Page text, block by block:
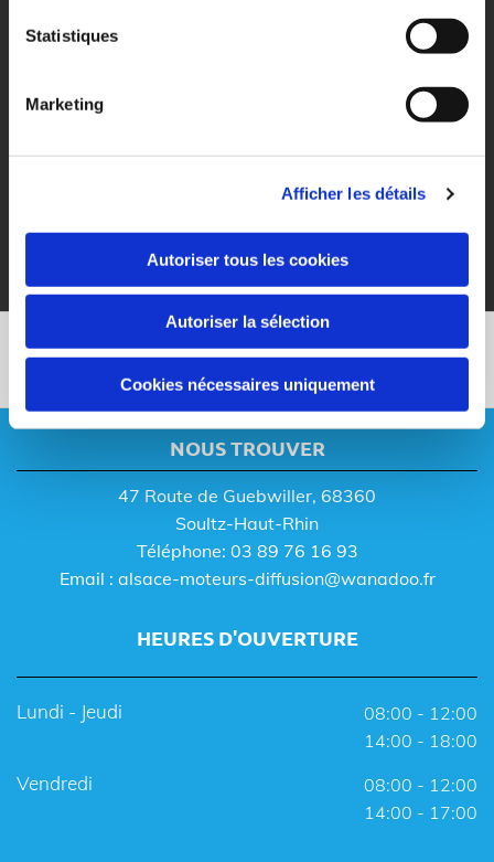
Statistiques
Marketing
Afficher les détails
Autoriser tous les cookies
Autoriser la sélection
Cookies nécessaires uniquement
Écologique.
Appelez-nous
NOUS TROUVER
47 Route de Guebwiller, 68360
Soultz-Haut-Rhin
Téléphone: 03 89 76 16 93
Email : alsace-moteurs-diffusion@wanadoo.fr
HEURES D'OUVERTURE
Lundi - Jeudi
08:00 - 12:00
14:00 - 18:00
Vendredi
08:00 - 12:00
14:00 - 17:00